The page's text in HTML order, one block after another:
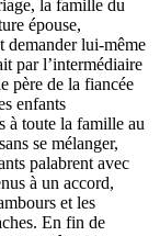
la famille du
épouse,
demander lui-même
par l’intermédiaire
père de la fiancée
enfants
à toute la famille au
se mélanger,
palabrent avec
à un accord,
et les
En fin de